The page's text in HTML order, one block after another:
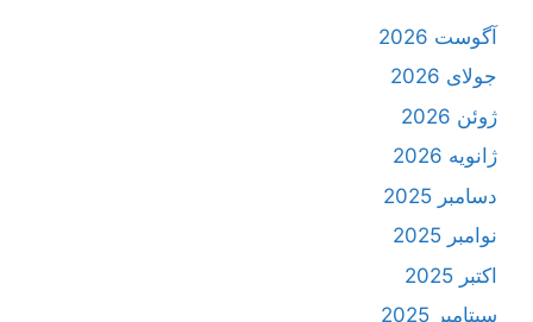
آگوست 2026
جولای 2026
ژوئن 2026
ژانویه 2026
دسامبر 2025
نوامبر 2025
اکتبر 2025
سپتامبر 2025